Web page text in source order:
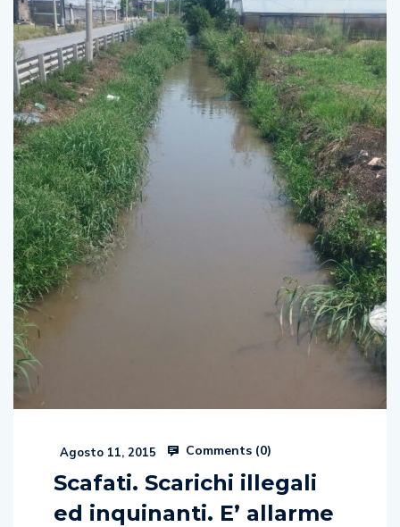
Agosto 11, 2015 Comments (0)
Scafati. Scarichi illegali
ed inquinanti. E’ allarme